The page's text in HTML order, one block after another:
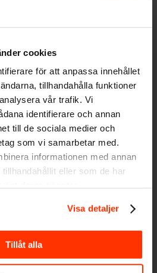
cookies
för att anpassa innehållet
tillhandahålla funktioner
vår trafik. Vi
identifierare och annan
till de sociala medier och
som vi samarbetar med.
informationen med annan
eller som de har
Visa detaljer
Tillåt alla